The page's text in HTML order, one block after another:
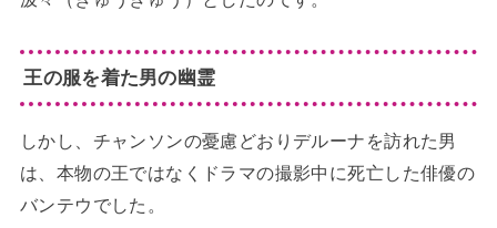
王の服を着た男の幽霊
しかし、チャンソンの憂慮どおりデルーナを訪れた男
は、本物の王ではなくドラマの撮影中に死亡した俳優の
バンテウでした。